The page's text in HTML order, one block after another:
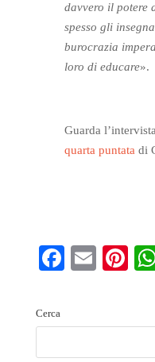
davvero il potere
spesso gli
burocrazia
loro di educare».
Guarda
quarta puntata di
Fa
ok
E
Pi
es
Cerca